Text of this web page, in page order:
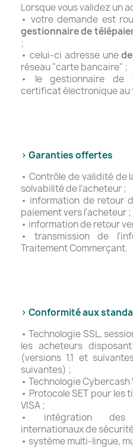
Lorsque vous validez un
• votre demande est
gestionnaire de
;
• celui-ci adresse une
réseau "carte bancaire" ;
• le gestionnaire de
certificat électronique au
> Garanties offertes
• Contrôle de validité de
solvabilité de l'acheteur ;
• information de retour
paiement vers l'acheteur ;
• information de retour
• transmission de
Traitement Commerçant.
> Conformité aux
• Technologie SSL,
les acheteurs
(versions 1.1 et
suivantes) ;
• Technologie Cybercash
• Protocole SET pour les
VISA ;
• intégration des
internationaux de
• système multi-lingue,